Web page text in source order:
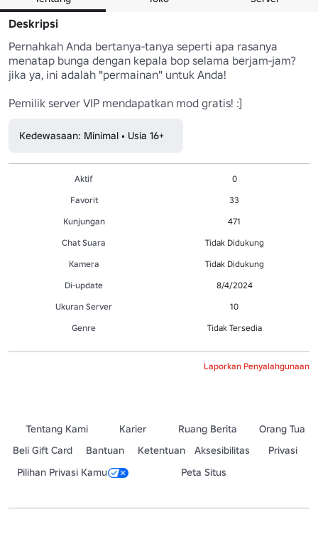
Deskripsi
Pernahkah Anda bertanya-tanya seperti apa rasanya
menatap bunga dengan kepala bop selama berjam-jam?
jika ya, ini adalah "permainan" untuk Anda!
Pemilik server VIP mendapatkan mod gratis! :]
Kedewasaan: Minimal • Usia 16+
Aktif
0
Favorit
33
Kunjungan
471
Chat Suara
Tidak Didukung
Kamera
Tidak Didukung
Di-update
8/4/2024
Ukuran Server
10
Genre
Tidak Tersedia
Laporkan Penyalahgunaan
Tentang Kami Karier Ruang Berita
Orang Tua
Beli Gift Card
Bantuan Ketentuan Aksesibilitas
Privasi
Pilihan Privasi Kamu
Peta Situs